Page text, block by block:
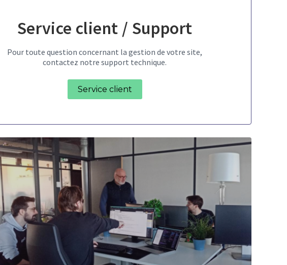
Service client / Support
Pour toute question concernant la gestion de votre site,
contactez notre support technique.
Service client